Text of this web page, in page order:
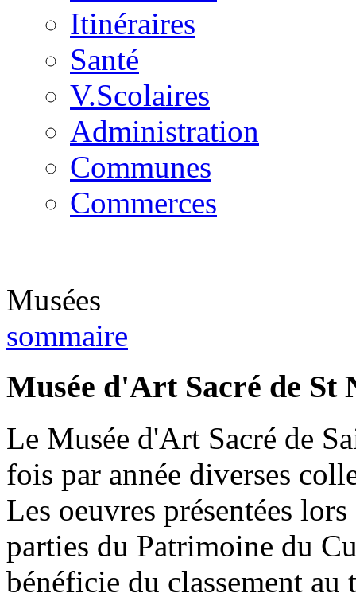
Itinéraires
Santé
V.Scolaires
Administration
Communes
Commerces
Musées
sommaire
Musée d'Art Sacré de St
Le Musée d'Art Sacré de
fois par année diverses
Les oeuvres présentées
parties du Patrimoine du
bénéficie du classement